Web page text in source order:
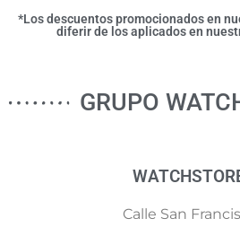
*Los descuentos promocionados en
diferir de los aplicados en
GRUPO
Calle San